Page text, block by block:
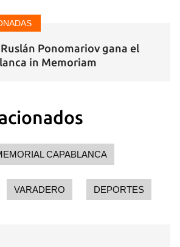
SESIÓN
Ponomariov gana el
in Memoriam
CAPABLANCA
VARADERO DEPORTES